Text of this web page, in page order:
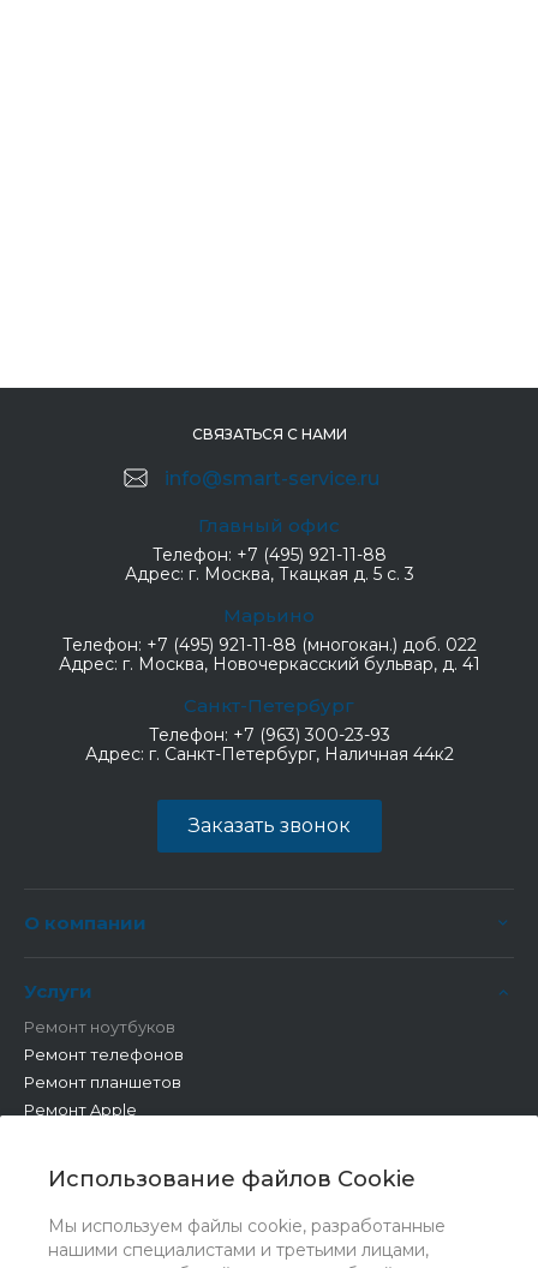
Использование файлов Cookie
Мы используем файлы cookie, разработанные
нашими специалистами и третьими лицами,
СВЯЗАТЬСЯ С НАМИ
info@smart-service.ru
Главный офис
Телефон: +7 (495) 921-11-88
Адрес: г. Москва, Ткацкая д. 5 с. 3
Марьино
Телефон: +7 (495) 921-11-88 (многокан.) доб. 022
Адрес: г. Москва, Новочеркасский бульвар, д. 41
Санкт-Петербург
Телефон: +7 (963) 300-23-93
Адрес: г. Санкт-Петербург, Наличная 44к2
Заказать звонок
О компании
Услуги
Ремонт ноутбуков
Ремонт телефонов
Ремонт планшетов
Ремонт Apple